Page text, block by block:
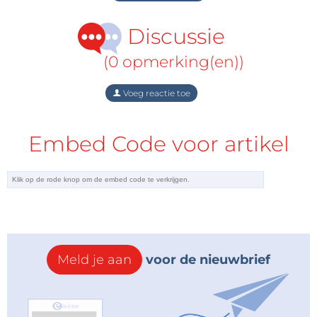
Discussie
(0 opmerking(en))
Voeg reactie toe
Embed Code voor artikel
Meld je aan voor de nieuwbrief